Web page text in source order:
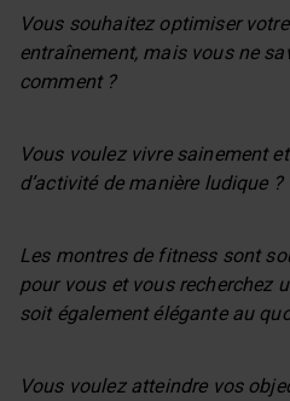
Vous souhaitez optimiser
entraînement, mais vous ne
comment ?
Vous voulez vivre sainement
d’activité de manière ludique ?
Les montres de fitness sont
pour vous et vous recherchez
soit également élégante au
Vous voulez atteindre vos